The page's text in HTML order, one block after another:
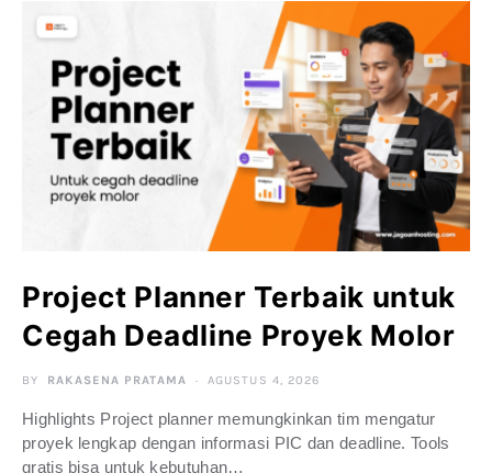
Project Planner Terbaik untuk
Cegah Deadline Proyek Molor
BY RAKASENA PRATAMA AGUSTUS 4, 2026
Highlights Project planner memungkinkan tim mengatur
proyek lengkap dengan informasi PIC dan deadline. Tools
gratis bisa untuk kebutuhan…